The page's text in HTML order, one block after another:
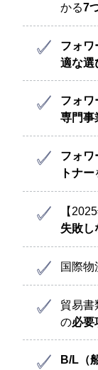
かる7
フォワ
適な選
フォワ
専門事
フォワ
トナー
【
失敗し
国際物
貿易書
の必要
B/L（